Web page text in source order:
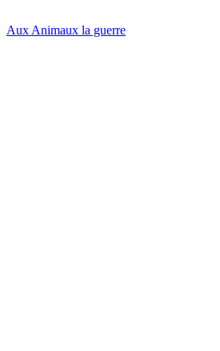
Aux Animaux la guerre